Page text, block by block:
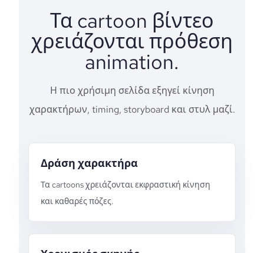
Τα cartoon βίντεο
χρειάζονται πρόθεση
animation.
Η πιο χρήσιμη σελίδα εξηγεί κίνηση
χαρακτήρων, timing, storyboard και στυλ μαζί.
Δράση χαρακτήρα
Τα cartoons χρειάζονται εκφραστική κίνηση
και καθαρές πόζες.